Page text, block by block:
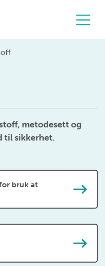
metodesett og
til sikkerhet.
bruk at